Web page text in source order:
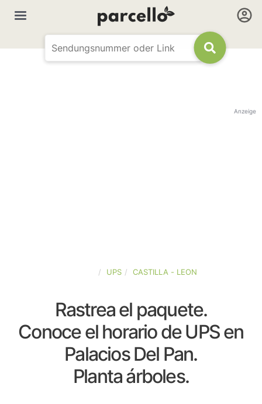
Anzeige
UPS CASTILLA - LEON
Rastrea el paquete.
Conoce el horario de UPS en
Palacios Del Pan.
Planta árboles.